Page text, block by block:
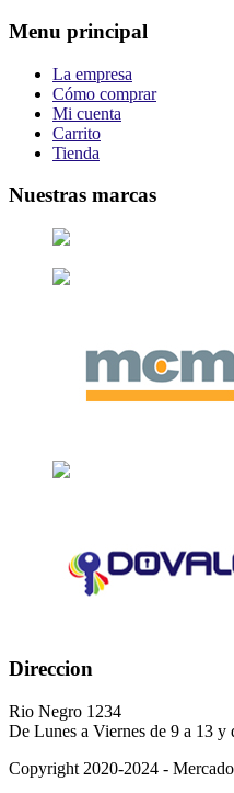
Menu principal
La empresa
Cómo comprar
Mi cuenta
Carrito
Tienda
Nuestras marcas
Direccion
Rio Negro 1234
De Lunes a Viernes de 9 a 13 y
Copyright 2020-2024 -